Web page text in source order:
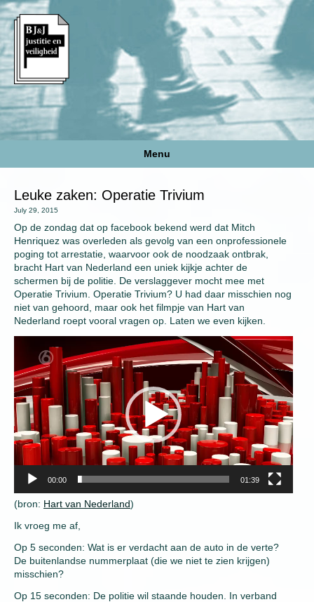
Menu
Leuke zaken: Operatie Trivium
July 29, 2015
Op de zondag dat op facebook bekend werd dat Mitch
Henriquez was overleden als gevolg van een onprofessionele
poging tot arrestatie, waarvoor ook de noodzaak ontbrak,
bracht Hart van Nederland een uniek kijkje achter de
schermen bij de politie. De verslaggever mocht mee met
Operatie Trivium. Operatie Trivium? U had daar misschien nog
niet van gehoord, maar ook het filmpje van Hart van
Nederland roept vooral vragen op. Laten we even kijken.
Player
00:00 01:39
(bron: Hart van Nederland)
Ik vroeg me af,
Op 5 seconden: Wat is er verdacht aan de auto in de verte?
De buitenlandse nummerplaat (die we niet te zien krijgen)
misschien?
Op 15 seconden: De politie wil staande houden. In verband